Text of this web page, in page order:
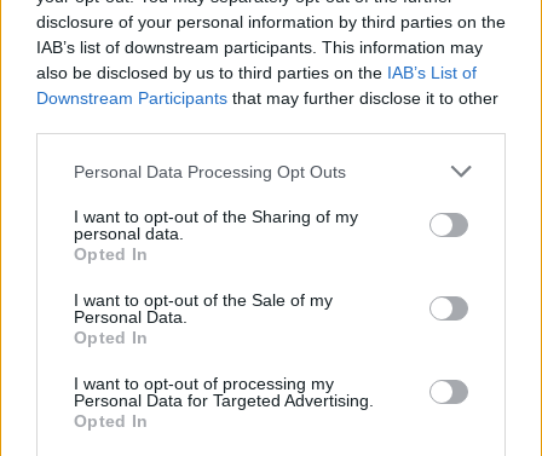
disclosure of your personal information by third parties on the
IAB’s list of downstream participants. This information may
also be disclosed by us to third parties on the IAB’s List of
Downstream Participants that may further disclose it to other
Personal Data Processing Opt Outs
I want to opt-out of the Sharing of my
personal data.
Opted In
I want to opt-out of the Sale of my
Personal Data.
Opted In
I want to opt-out of processing my
Personal Data for Targeted Advertising.
Opted In
KSH
jövedelem
megélhetés